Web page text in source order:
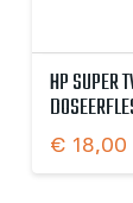
HP SUPER
€ 18,00